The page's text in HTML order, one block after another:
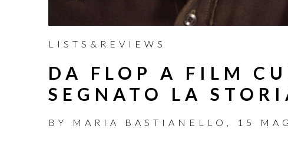
LISTS&REVIEWS
DA FLOP A FILM
SEGNATO LA
BY MARIA BASTIANELLO , 15